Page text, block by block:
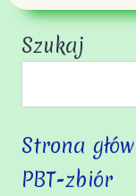
Szukaj
Strona
PBT-zbiór